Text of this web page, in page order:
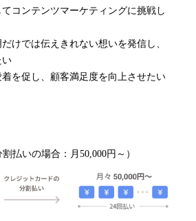
コンテンツマーケティングに挑戦し
けでは伝えきれない想いを発信し、
い
を促し、顧客満足度を向上させたい
払いの場合：月50,000円～）